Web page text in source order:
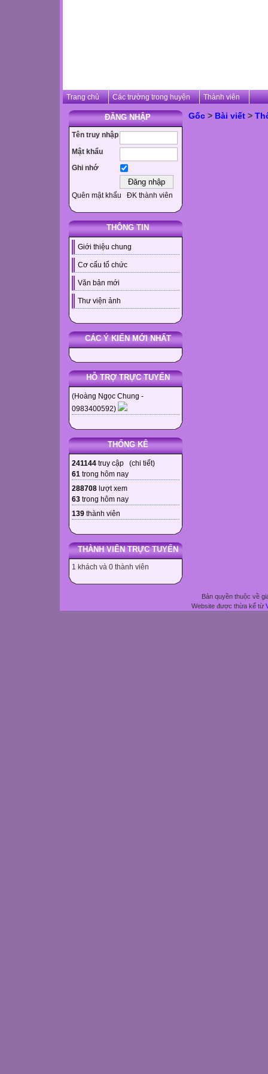
Trang chủ Các trường trong huyện Thành viên
ĐĂNG NHẬP
Tên truy nhập
Mật khẩu
Ghi nhớ
Quên mật khẩu ĐK thành viên
THÔNG TIN
Giới thiệu chung
Cơ cấu tổ chức
Văn bản mới
Thư viện ảnh
CÁC Ý KIẾN MỚI NHẤT
HỖ TRỢ TRỰC TUYẾN
(Hoàng Ngọc Chung -
0983400592)
THỐNG KÊ
241144 truy cập (chi tiết)
61 trong hôm nay
288708 lượt xem
63 trong hôm nay
139 thành viên
THÀNH VIÊN TRỰC TUYẾN
1 khách và 0 thành viên
Gốc > Bài viết >
Bản quyền thuộc về
Website được thừa kế từ